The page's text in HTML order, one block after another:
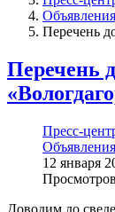
Объявления
Перечень
Перечень
Пресс-
Объявления
12 января
Доводим до